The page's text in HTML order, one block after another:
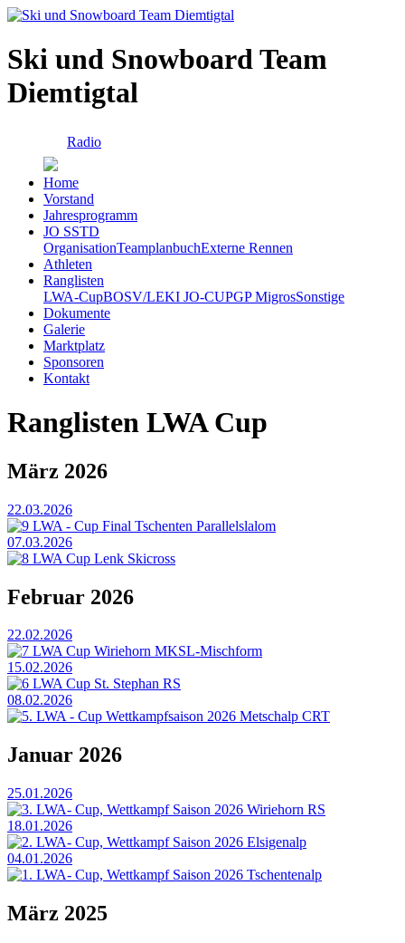
Ski und Snowboard Team
Diemtigtal
Radio
Home
Vorstand
Jahresprogramm
JO SSTD
OrganisationTeamplanbuchExterne Rennen
Athleten
Ranglisten
LWA-CupBOSV/LEKI JO-CUPGP MigrosSonstige
Dokumente
Galerie
Marktplatz
Sponsoren
Kontakt
Ranglisten LWA Cup
März 2026
22.03.2026
9 LWA - Cup Final Tschenten Parallelslalom
07.03.2026
8 LWA Cup Lenk Skicross
Februar 2026
22.02.2026
7 LWA Cup Wiriehorn MKSL-Mischform
15.02.2026
6 LWA Cup St. Stephan RS
08.02.2026
5. LWA - Cup Wettkampfsaison 2026 Metschalp CRT
Januar 2026
25.01.2026
3. LWA- Cup, Wettkampf Saison 2026 Wiriehorn RS
18.01.2026
2. LWA- Cup, Wettkampf Saison 2026 Elsigenalp
04.01.2026
1. LWA- Cup, Wettkampf Saison 2026 Tschentenalp
März 2025